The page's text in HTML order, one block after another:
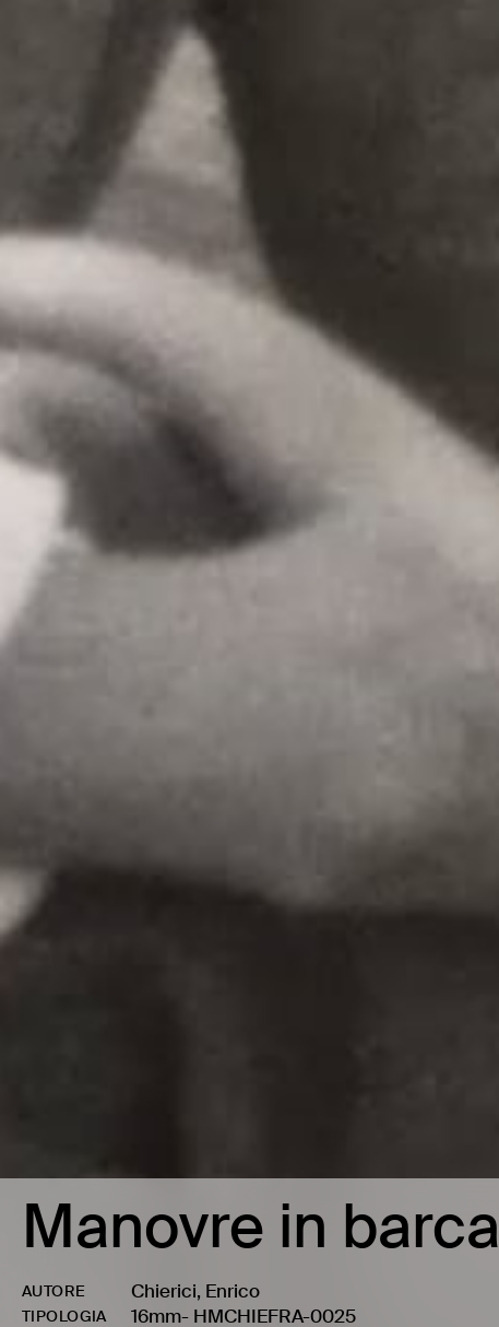
Manovre in barca
AUTORE Chierici, Enrico
TIPOLOGIA 16mm- HMCHIEFRA-0025